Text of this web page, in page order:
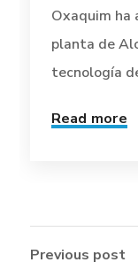
Oxaquim ha
planta de
tecnología
Read more
Previous post